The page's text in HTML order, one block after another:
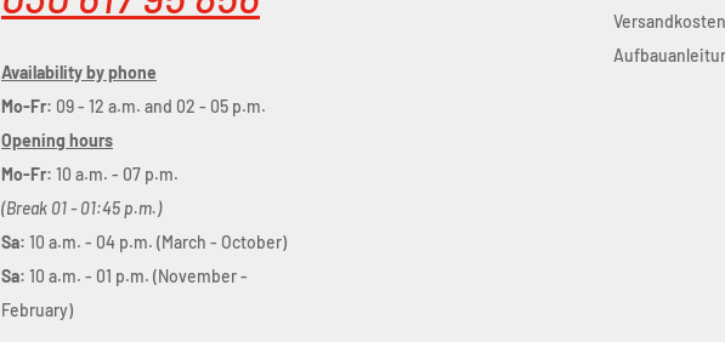
Availability by phone
Mo-Fr: 09 - 12 a.m. and 02 - 05 p.m.
Opening hours
Mo-Fr: 10 a.m. - 07 p.m.
(Break 01 - 01:45 p.m.)
Sa: 10 a.m. - 04 p.m. (March - October)
Sa: 10 a.m. - 01 p.m. (November -
February)
Versandkosten